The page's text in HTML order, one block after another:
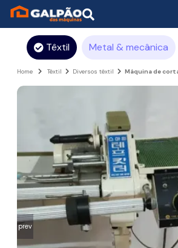
Têxtil Metal & mecânica
Home Têxtil Diversos têxtil Máquina de
prev